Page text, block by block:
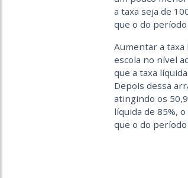
a taxa seja de
que o do
Aumentar a
escola no nível
que a taxa
Depois dessa
atingindo os
líquida de 85%,
que o do